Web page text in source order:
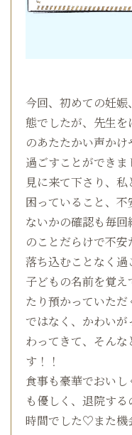
今回、初めての妊
態でしたが、先生
のあたたかい声か
過ごすことができ
見に来て下さり、私
困っていること、
ないかの確認も毎
のことだらけで不
落ち込むことなく過
子どもの名前を覚
たり預かっていた
ではなく、かわい
わってきて、そん
す！！
食事も豪華でおい
も優しく、退院す
時間でした♡また機